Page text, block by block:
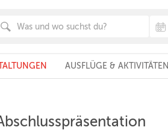
AUSFLÜGE & AKTIVITÄTEN